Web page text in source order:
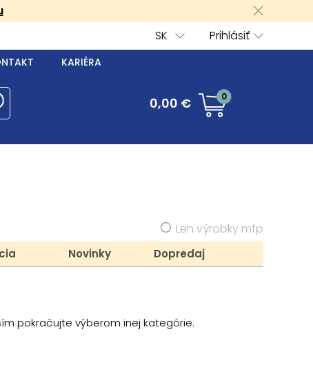
Prihlásiť
SK
KARIÉRA
0,00 € 0
Len výrobky mfp
Novinky
Dopredaj
pokračujte výberom inej kategórie.